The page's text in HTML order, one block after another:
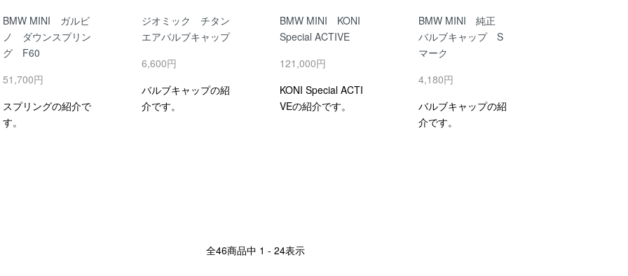
BMW MINI ガルビ
ノ ダウンスプリン
グ F60
51,700円
スプリングの紹介で
す。
ジオミック チタン
エアバルブキャップ
6,600円
バルブキャップの紹
介です。
BMW MINI KONI
Special ACTIVE
121,000円
KONI Special ACTI
VEの紹介です。
BMW MINI 純正
バルブキャップ S
マーク
4,180円
バルブキャップの紹
介です。
全46商品中 1 - 24表示